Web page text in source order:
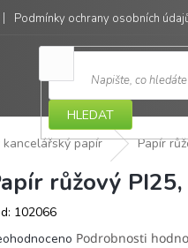
Podmínky ochrany osobních
HLEDAT
kancelářský papír Papír
růžový
102066
Podrobnosti